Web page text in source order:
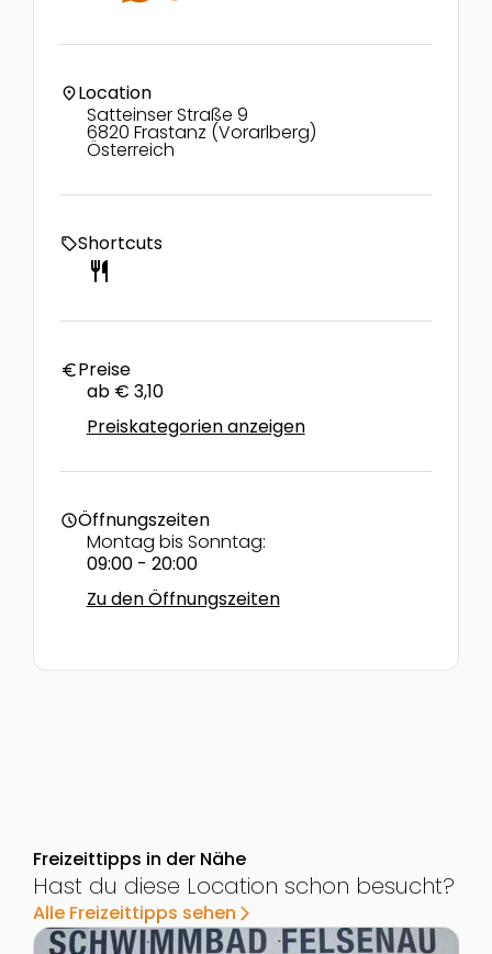
location_onLocation
Satteinser Straße 9
6820 Frastanz (Vorarlberg)
Österreich
local_offerShortcuts
restaurant
euroPreise
ab € 3,10
Preiskategorien anzeigen
scheduleÖffnungszeiten
Montag bis Sonntag:
09:00 - 20:00
Zu den Öffnungszeiten
Freizeittipps in der Nähe
Hast du diese Location schon besucht?
Alle Freizeittipps sehen arrow_forward_ios
Zur Detailseite von Schwimmbad Felsenau